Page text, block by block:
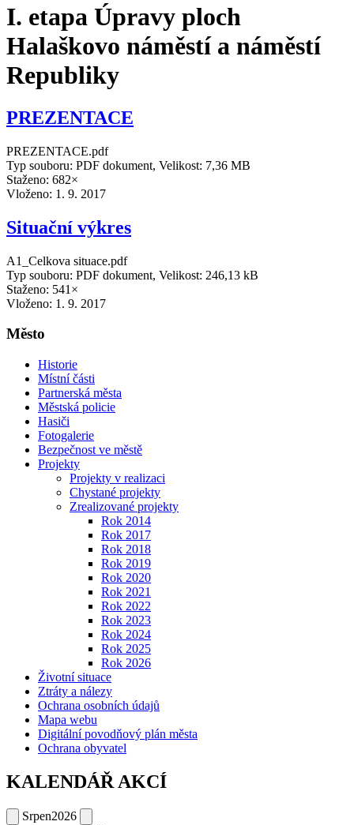
I. etapa Úpravy ploch
Halaškovo náměstí a náměstí
Republiky
PREZENTACE
PREZENTACE.pdf
Typ souboru: PDF dokument, Velikost: 7,36 MB
Staženo: 682×
Vloženo: 1. 9. 2017
Situační výkres
A1_Celkova situace.pdf
Typ souboru: PDF dokument, Velikost: 246,13 kB
Staženo: 541×
Vloženo: 1. 9. 2017
Město
Historie
Místní části
Partnerská města
Městská policie
Hasiči
Fotogalerie
Bezpečnost ve městě
Projekty
Projekty v realizaci
Chystané projekty
Zrealizované projekty
Rok 2014
Rok 2017
Rok 2018
Rok 2019
Rok 2020
Rok 2021
Rok 2022
Rok 2023
Rok 2024
Rok 2025
Rok 2026
Životní situace
Ztráty a nálezy
Ochrana osobních údajů
Mapa webu
Digitální povodňový plán města
Ochrana obyvatel
KALENDÁŘ AKCÍ
Srpen2026